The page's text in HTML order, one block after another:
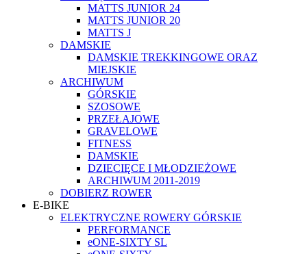
MATTS JUNIOR 24
MATTS JUNIOR 20
MATTS J
DAMSKIE
DAMSKIE TREKKINGOWE ORAZ
MIEJSKIE
ARCHIWUM
GÓRSKIE
SZOSOWE
PRZEŁAJOWE
GRAVELOWE
FITNESS
DAMSKIE
DZIECIĘCE I MŁODZIEŻOWE
ARCHIWUM 2011-2019
DOBIERZ ROWER
E-BIKE
ELEKTRYCZNE ROWERY GÓRSKIE
PERFORMANCE
eONE-SIXTY SL